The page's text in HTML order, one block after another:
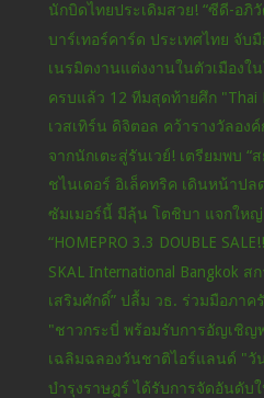
นักบิดไทยประเดิมสวย! “ซีดี-อภิ
บาร์เทอร์คาร์ด ประเทศไทย จับมื
เนรมิตงานแต่งงานในตัวเมืองใน
ครบแล้ว 12 ทีมสุดท้ายศึก "Thai
เวสเทิร์น ดิจิตอล คว้ารางวัลอง
จากนักเตะสู่รันเวย์! เตรียมพบ “
ชไนเดอร์ อิเล็คทริค เดินหน้าปล
ซัมเมอร์นี้ มีลุ้น โตชิบา แจกใหญ่
“HOMEPRO 3.3 DOUBLE
SKAL International Bangkok
เสริมศักดิ์” ปลื้ม วธ. ร่วมมือภาค
"ชาวกระบี่ พร้อมรับการอัญเชิญ
เฉลิมฉลองวันชาติไอร์แลนด์ "วั
บำรุงราษฎร์ ได้รับการจัดอันดับ